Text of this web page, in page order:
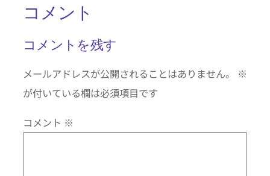
コメント
コメントを残す
メールアドレスが公開されることはありません。
※
が付いている欄は必須項目です
コメント ※